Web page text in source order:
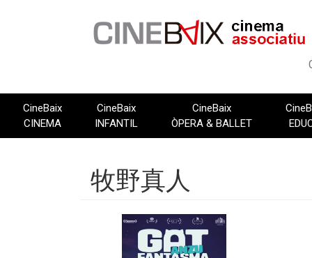
CineBaix
CINEMA
CineBaix
INFANTIL
CineBaix
ÒPERA & BALLET
牧野真人